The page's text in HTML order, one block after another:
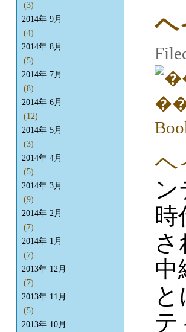
ヘ
ヘ
時
中
テ
(3)
2014年 9月
(4)
2014年 8月
(5)
2014年 7月
(8)
2014年 6月
(12)
2014年 5月
(3)
2014年 4月
(5)
2014年 3月
(9)
2014年 2月
(7)
2014年 1月
(7)
2013年 12月
(7)
2013年 11月
(5)
2013年 10月